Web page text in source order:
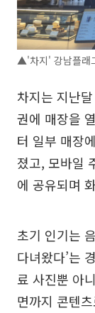
▲'차지' 강남플래
차지는 지난
권에 매장을
터 일부 매장
졌고, 모바일
에 공유되며
초기 인기는
다녀왔다’는
료 사진뿐 아
면까지 콘텐